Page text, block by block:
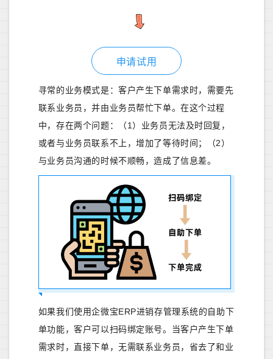
申请试用
寻常的业务模式是：客户产生下单需求时，需要先
联系业务员，并由业务员帮忙下单。在这个过程
中，存在两个问题：（1）业务员无法及时回复，
或者与业务员联系不上，增加了等待时间；（2）
与业务员沟通的时候不顺畅，造成了信息差。
如果我们使用企微宝ERP进销存管理系统的自助下
单功能，客户可以扫码绑定账号。当客户产生下单
需求时，直接下单，无需联系业务员，省去了和业